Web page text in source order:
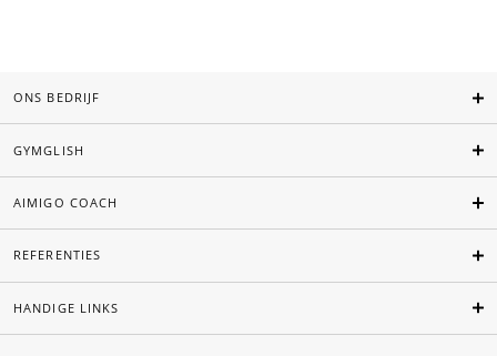
ONS BEDRIJF
GYMGLISH
AIMIGO COACH
REFERENTIES
HANDIGE LINKS